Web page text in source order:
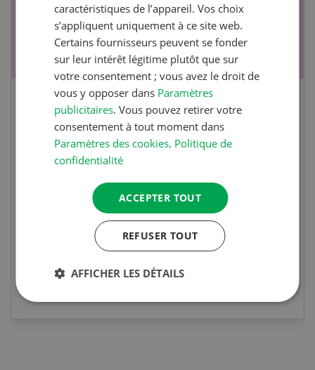
Cours spécialisé Aquaculture
Vous élevez des poissons ou songez à le faire?
Ce cours vous équipe du savoir nécessaire. Si
vous effectuez aussi un stage pratique, votre
diplôme est reconnu officiellement et vous
habilite à détenir des poissons à titre
professionnel.
caractéristiques de l’appareil. Vos choix
s’appliquent uniquement à ce site web.
Certains fournisseurs peuvent se fonder
sur leur intérêt légitime plutôt que sur
votre consentement ; vous avez le droit de
vous y opposer dans Paramètres
publicitaires. Vous pouvez retirer votre
consentement à tout moment dans
Paramètres des cookies. Politique de
confidentialité
ACCEPTER TOUT
REFUSER TOUT
AFFICHER LES DÉTAILS